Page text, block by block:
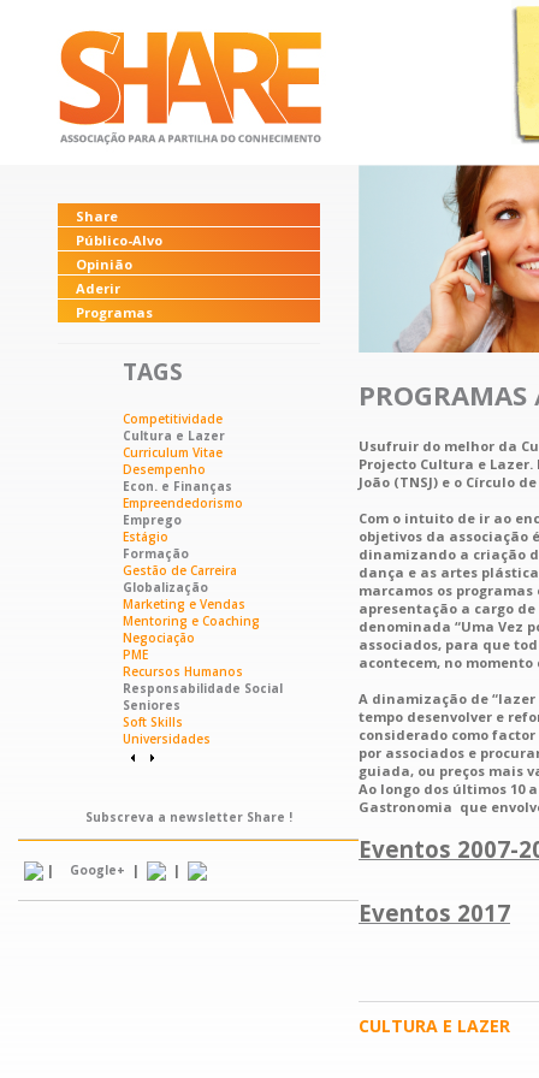
Share
Público-Alvo
Opinião
Aderir
Programas
TAGS
Competitividade
Cultura e Lazer
Curriculum Vitae
Desempenho
Econ. e Finanças
Empreendedorismo
Emprego
Estágio
Formação
Gestão de Carreira
Globalização
Marketing e Vendas
Mentoring e Coaching
Negociação
PME
Recursos Humanos
Responsabilidade Social
Seniores
Soft Skills
Universidades
Subscreva a newsletter Share !
| Google+ | |
Usufruir do melhor da
Projecto Cultura e
João (TNSJ) e o Círculo
Com o intuito de ir ao
objetivos da
dinamizando a criação
dança e as artes
marcamos os
apresentação a cargo
denominada “Uma Vez
associados, para que
acontecem, no momento
A dinamização de
tempo desenvolver e
considerado como
por associados e
guiada, ou preços mais
Ao longo dos últimos 10
Gastronomia que
Eventos 2007-
Eventos 2017
CULTURA E LAZER